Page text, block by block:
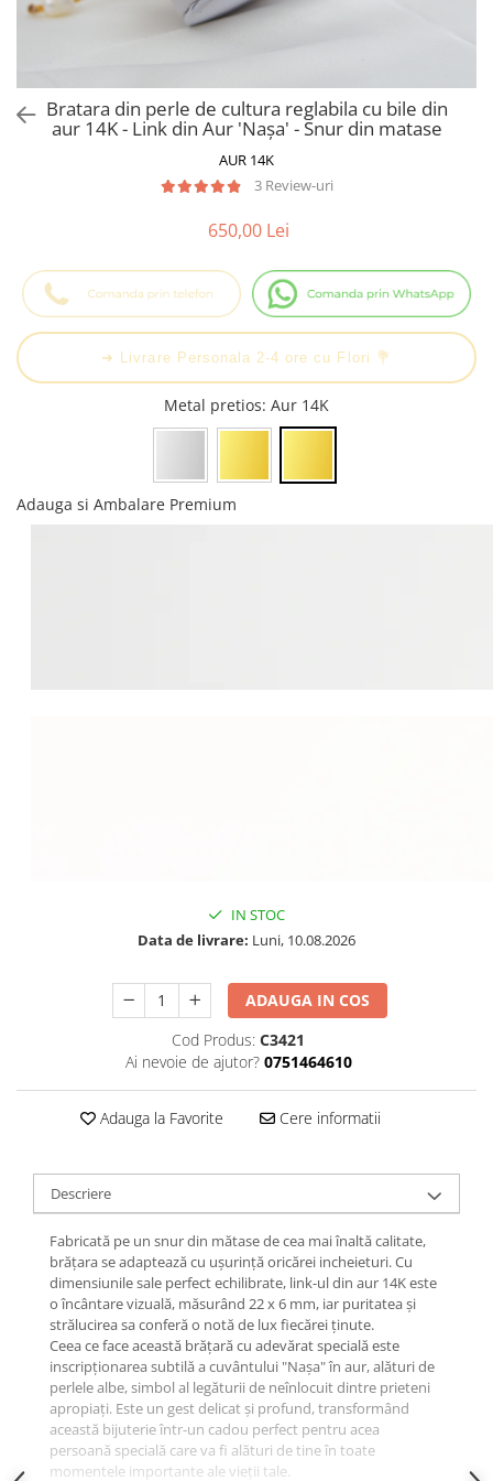
Cadouri pentru Absolvire
Profesoare
Cadouri Cupluri
Cercei din aur
Bijuterii Profesii
Bijuterii Tematice Sport
Bijuterii cu mesaj Motivational
Bijuterii personalizate cu poza
Bratara din perle de cultura reglabila cu bile din
aur 14K - Link din Aur 'Nașa' - Snur din matase
AUR 14K
3 Review-uri
650,00 Lei
➔ Livrare Personala 2-4 ore cu Flori 💐
Metal pretios: Aur 14K
Adauga si Ambalare Premium
IN STOC
Data de livrare: Luni, 10.08.2026
ADAUGA IN COS
Cod Produs: C3421
Ai nevoie de ajutor? 0751464610
Adauga la Favorite Cere informatii
Descriere
Fabricată pe un snur din mătase de cea mai înaltă calitate,
brățara se adaptează cu ușurință oricărei incheieturi. Cu
dimensiunile sale perfect echilibrate, link-ul din aur 14K este
o încântare vizuală, măsurând 22 x 6 mm, iar puritatea și
strălucirea sa conferă o notă de lux fiecărei ținute.
Ceea ce face această brățară cu adevărat specială este
inscripționarea subtilă a cuvântului "Nașa" în aur, alături de
perlele albe, simbol al legăturii de neînlocuit dintre prieteni
apropiați. Este un gest delicat și profund, transformând
această bijuterie într-un cadou perfect pentru acea
persoană specială care va fi alături de tine în toate
momentele importante ale vieții tale.